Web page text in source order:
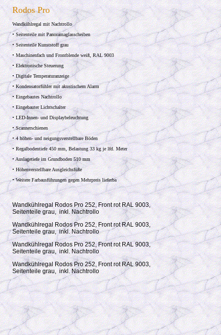
Rodos Pro
Wandkühlregal mit Nachtrollo
• Seitenteile mit Panoramaglasscheiben
• Seitenteile Kunststoff grau
• Maschinenfach und Frontblende weiß, RAL 9003
• Elektronische Steuerung
• Digitale Temperaturanzeige
• Kondensatorfühler mit akustischem Alarm
• Eingebautes Nachtrollo
• Eingebauter Lichtschalter
• LED-Innen- und Displaybeleuchtung
• Scannerschienen
• 4 höhen- und neigungsverstellbare Böden
• Regalbodentiefe 450 mm, Belastung 33 kg je lfd. Meter
• Auslagetiefe im Grundboden 510 mm
• Höhenverstellbare Ausgleichsfüße
• Weitere Farbausführungen gegen Mehrpreis lieferba
Wandkühlregal Rodos Pro 252, Front rot RAL 9003,
Seitenteile grau, inkl. Nachtrollo
Wandkühlregal Rodos Pro 252, Front rot RAL 9003,
Seitenteile grau, inkl. Nachtrollo
Wandkühlregal Rodos Pro 252, Front rot RAL 9003,
Seitenteile grau, inkl. Nachtrollo
Wandkühlregal Rodos Pro 252, Front rot RAL 9003,
Seitenteile grau, inkl. Nachtrollo